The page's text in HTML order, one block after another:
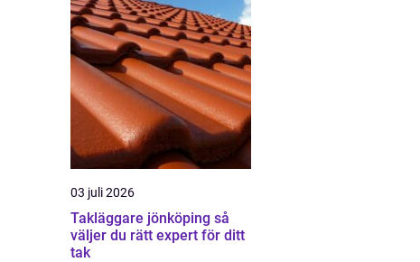
03 juli 2026
Takläggare jönköping så
väljer du rätt expert för ditt
tak